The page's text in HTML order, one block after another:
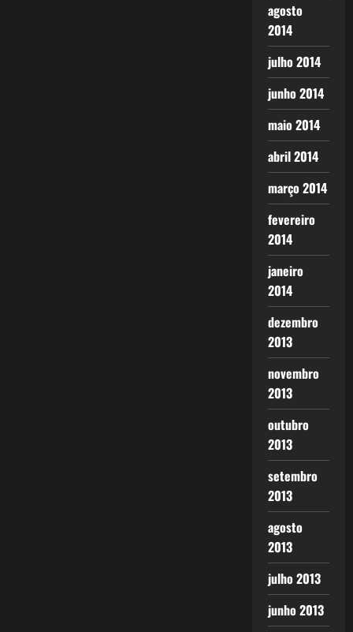
agosto
2014
julho 2014
junho 2014
maio 2014
abril 2014
março 2014
fevereiro
2014
janeiro
2014
dezembro
2013
novembro
2013
outubro
2013
setembro
2013
agosto
2013
julho 2013
junho 2013